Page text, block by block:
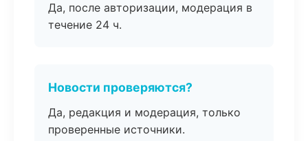
Да, после авторизации, модерация в
течение 24 ч.
Новости проверяются?
Да, редакция и модерация, только
проверенные источники.